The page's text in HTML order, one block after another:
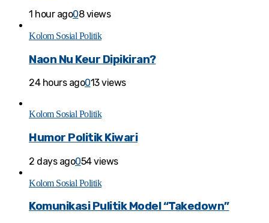
1 hour ago08 views
Kolom Sosial Politik
Naon Nu Keur Dipikiran?
24 hours ago013 views
Kolom Sosial Politik
Humor Politik Kiwari
2 days ago054 views
Kolom Sosial Politik
Komunikasi Pulitik Model “Takedown”